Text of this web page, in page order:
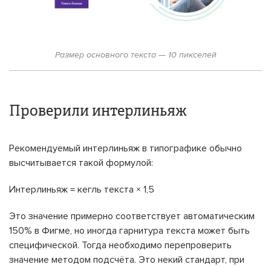
Размер основного текста — 10 пикселей
Проверили интерлиньяж
Рекомендуемый интерлиньяж в типографике обычно
высчитывается такой формулой:
Интерлиньяж = кегль текста × 1,5
Это значение примерно соответствует автоматическим
150% в Фигме, но иногда гарнитура текста может быть
специфической. Тогда необходимо перепроверить
значение методом подсчёта. Это некий стандарт, при